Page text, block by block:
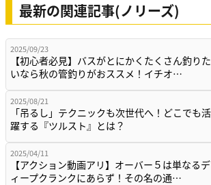
最新の関連記事(ノリーズ)
2025/09/23
【初心者必見】バスがとにかくたくさん釣りた
いなら秋の管釣りがおススメ！イチオ…
2025/08/21
「吊るし」テクニックも次世代へ！どこでも活
躍する『ツルスト』とは？
2025/04/11
【アクション動画アリ】オーバー５は単なるデ
ィープクランクにあらず！その名の通…